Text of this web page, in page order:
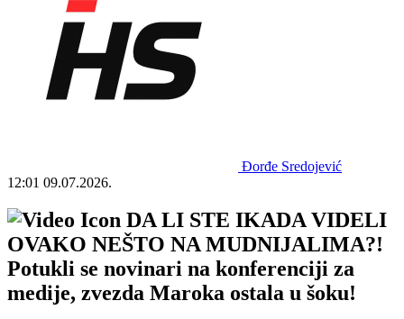
Đorđe Sredojević
12:01 09.07.2026.
DA LI STE IKADA VIDELI
OVAKO NEŠTO NA MUDNIJALIMA?!
Potukli se novinari na konferenciji za
medije, zvezda Maroka ostala u šoku!